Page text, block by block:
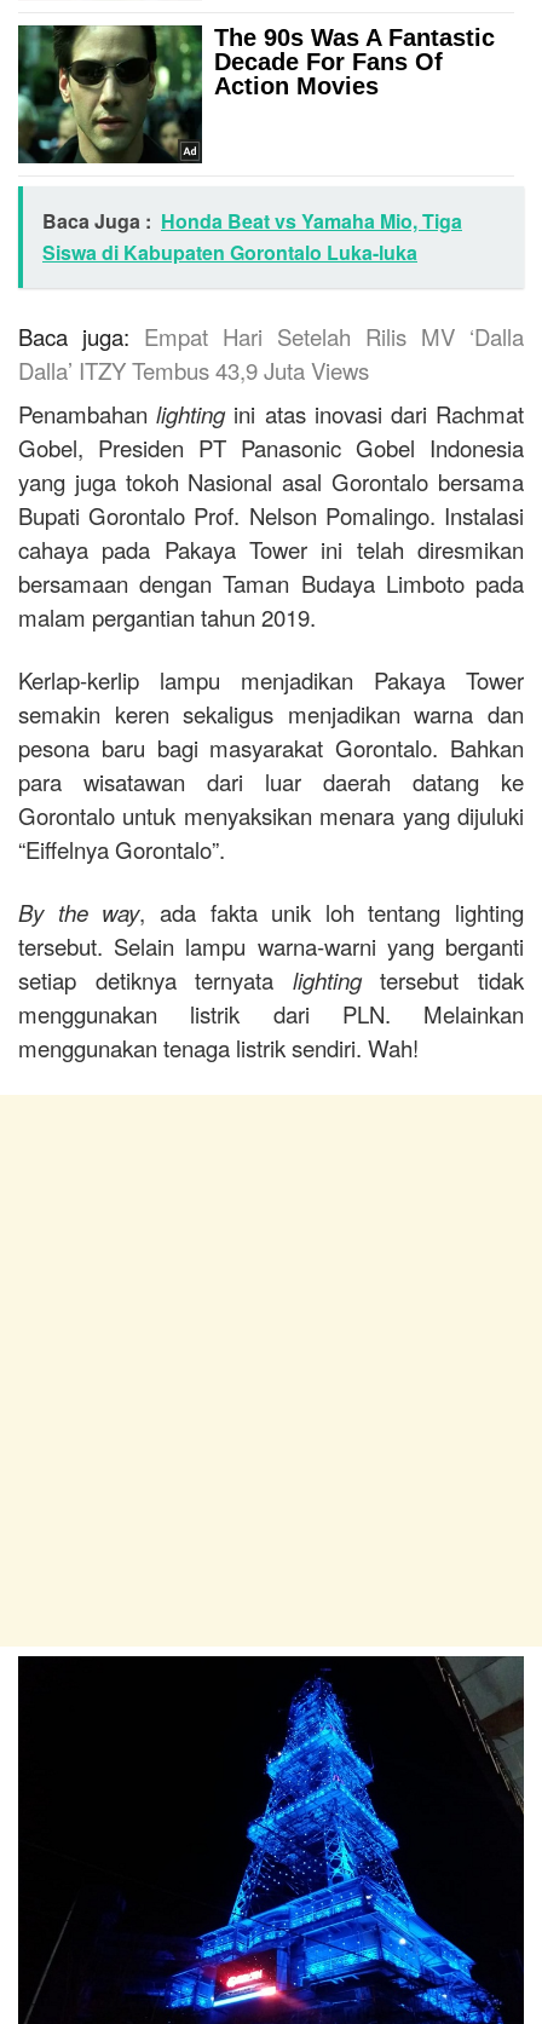
Baca Juga : Honda Beat vs Yamaha Mio, Tiga
Siswa di Kabupaten Gorontalo Luka-luka
Baca juga: Empat Hari Setelah Rilis MV ‘Dalla
Dalla’ ITZY Tembus 43,9 Juta Views
Penambahanlightingini atas inovasi dari Rachmat
Gobel, Presiden PT Panasonic Gobel Indonesia
yang juga tokoh Nasional asal Gorontalo bersama
Bupati Gorontalo Prof. Nelson Pomalingo. Instalasi
cahaya pada Pakaya Tower ini telah diresmikan
bersamaan dengan Taman Budaya Limboto pada
malam pergantian tahun 2019.
Kerlap-kerlip lampu menjadikan Pakaya Tower
semakin keren sekaligus menjadikan warna dan
pesona baru bagi masyarakat Gorontalo. Bahkan
para wisatawan dari luar daerah datang ke
Gorontalo untuk menyaksikan menara yang dijuluki
“Eiffelnya Gorontalo”.
By the way, ada fakta unik loh tentang lighting
tersebut. Selain lampu warna-warni yang berganti
setiap detiknya ternyata lightingtersebut tidak
menggunakan listrik dari PLN. Melainkan
menggunakan tenaga listrik sendiri. Wah!